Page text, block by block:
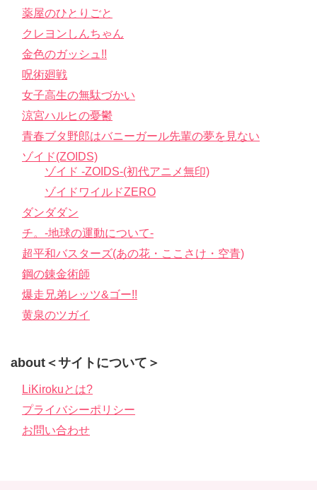
薬屋のひとりごと
クレヨンしんちゃん
金色のガッシュ!!
呪術廻戦
女子高生の無駄づかい
涼宮ハルヒの憂鬱
青春ブタ野郎はバニーガール先輩の夢を見ない
ゾイド(ZOIDS)
ゾイド -ZOIDS-(初代アニメ無印)
ゾイドワイルドZERO
ダンダダン
チ。-地球の運動について-
超平和バスターズ(あの花・ここさけ・空青)
鋼の錬金術師
爆走兄弟レッツ&ゴー!!
黄泉のツガイ
about＜サイトについて＞
LiKirokuとは?
プライバシーポリシー
お問い合わせ